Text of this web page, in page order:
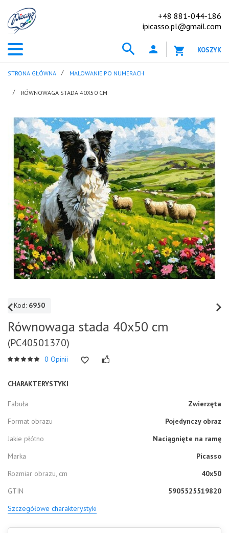
+48 881-044-186
ipicasso.pl@gmail.com
KOSZYK
STRONA GŁÓWNA MALOWANIE PO NUMERACH
RÓWNOWAGA STADA 40X50 CM
Kod: 6950
Równowaga stada 40x50 cm
(PC40501370)
0 Opinii
CHARAKTERYSTYKI
Fabuła
Zwierzęta
Format obrazu
Pojedynczy obraz
Jakie płótno
Naciągnięte na ramę
Marka
Picasso
Rozmiar obrazu, cm
40x50
GTIN
5905525519820
Szczegółowe charakterystyki